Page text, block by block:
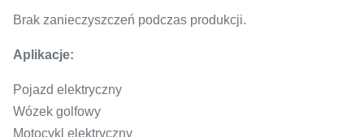
Brak zanieczyszczeń podczas produkcji.
Aplikacje:
Pojazd elektryczny
Wózek golfowy
Motocykl elektryczny